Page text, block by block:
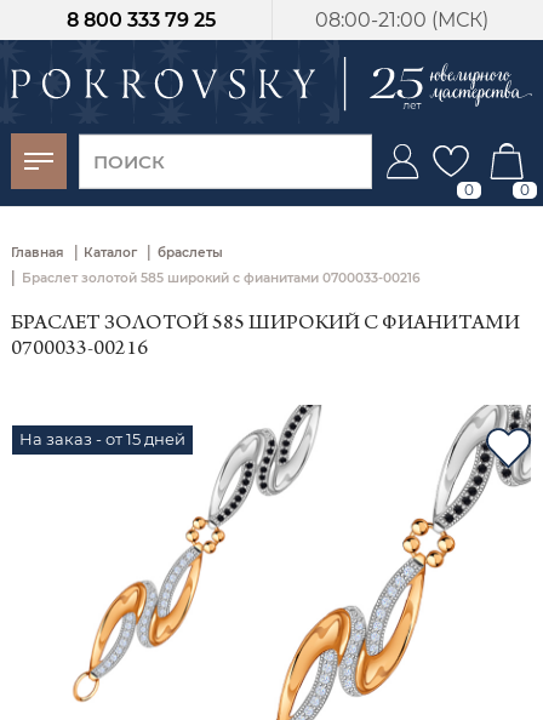
08:00-21:00 (МСК)
8 800 333 79 25
0 0
Главная | Каталог | браслеты
| Браслет золотой 585 широкий с фианитами 0700033-00216
БРАСЛЕТ ЗОЛОТОЙ 585 ШИРОКИЙ С ФИАНИТАМИ
0700033-00216
На заказ - от 15 дней
-30%
от 15 дней с
момента оплаты